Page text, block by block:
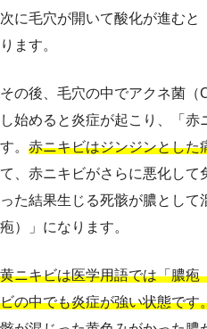
次に毛穴が開いて酸化が進むと
ります。
その後、毛穴の中でアクネ菌（
し始めると炎症が起こり、「赤
す。 赤ニキビはジンジンとした
て、赤ニキビがさらに悪化し
った結果生じる死骸が膿として
疱）」になります。
黄ニキビは医学用語では「膿疱
ビの中でも炎症が強い状態です